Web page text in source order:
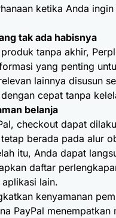
ketika Anda
tak ada habisnya
tanpa akhir,
yang penting
lainnya disusun
cepat tanpa
belanja
checkout dapat
berada pada alur
itu, Anda dapat
daftar
lain.
kenyamanan
PayPal